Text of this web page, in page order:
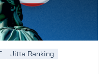
Jitta Ranking